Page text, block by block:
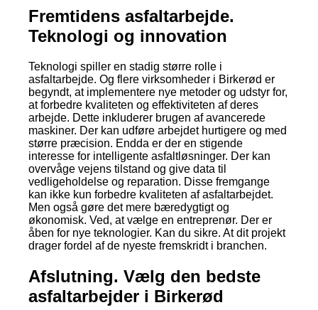
Fremtidens asfaltarbejde.
Teknologi og innovation
Teknologi spiller en stadig større rolle i
asfaltarbejde. Og flere virksomheder i Birkerød er
begyndt, at implementere nye metoder og udstyr for,
at forbedre kvaliteten og effektiviteten af deres
arbejde. Dette inkluderer brugen af avancerede
maskiner. Der kan udføre arbejdet hurtigere og med
større præcision. Endda er der en stigende
interesse for intelligente asfaltløsninger. Der kan
overvåge vejens tilstand og give data til
vedligeholdelse og reparation. Disse fremgange
kan ikke kun forbedre kvaliteten af asfaltarbejdet.
Men også gøre det mere bæredygtigt og
økonomisk. Ved, at vælge en entreprenør. Der er
åben for nye teknologier. Kan du sikre. At dit projekt
drager fordel af de nyeste fremskridt i branchen.
Afslutning. Vælg den bedste
asfaltarbejder i Birkerød